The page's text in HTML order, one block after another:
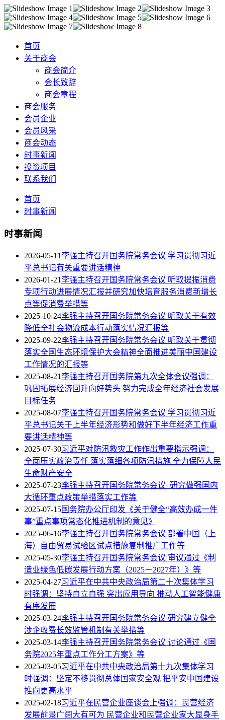
首页
关于商会
商会简介
会长致辞
商会章程
商会服务
会员企业
会员风采
商会动态
时事新闻
投资项目
联系我们
首页
时事新闻
时事新闻
2026-05-11李强主持召开国务院常务会议 学习贯彻习近
平总书记有关重要讲话精神
2026-01-21李强主持召开国务院常务会议 听取提振消费
专项行动进展情况汇报并研究加快培育服务消费新增长
点等促消费举措等
2025-10-24李强主持召开国务院常务会议 听取关于有效
降低全社会物流成本行动落实情况汇报等
2025-09-22李强主持召开国务院常务会议 听取关于贯彻
落实全国生态环境保护大会精神全面推进美丽中国建设
工作情况的汇报等
2025-08-21李强主持召开国务院第九次全体会议强调：
巩固拓展经济回升向好势头 努力完成全年经济社会发展
目标任务
2025-08-07李强主持召开国务院常务会议 学习贯彻习近
平总书记关于上半年经济形势和做好下半年经济工作重
要讲话精神等
2025-07-30习近平对防汛救灾工作作出重要指示强调：
全面压实政治责任 落实落细各项防汛措施 全力保障人民
生命财产安全
2025-07-23李强主持召开国务院常务会议 研究做强国内
大循环重点政策举措落实工作等
2025-07-15国务院办公厅印发《关于健全“高效办成一件
事”重点事项常态化推进机制的意见》
2025-06-16李强主持召开国务院常务会议 部署中国（上
海）自由贸易试验区试点措施复制推广工作等
2025-05-30李强主持召开国务院常务会议 审议通过《制
造业绿色低碳发展行动方案（2025－2027年）》等
2025-04-27习近平在中共中央政治局第二十次集体学习
时强调：坚持自立自强 突出应用导向 推动人工智能健康
有序发展
2025-03-24李强主持召开国务院常务会议 研究建立健全
涉企收费长效监管机制有关举措等
2025-03-14李强主持召开国务院常务会议 讨论通过《国
务院2025年重点工作分工方案》等
2025-03-05习近平在中共中央政治局第十九次集体学习
时强调：坚定不移贯彻总体国家安全观 把平安中国建设
推向更高水平
2025-02-18习近平在民营企业座谈会上强调：民营经济
发展前景广阔大有可为 民营企业和民营企业家大显身手